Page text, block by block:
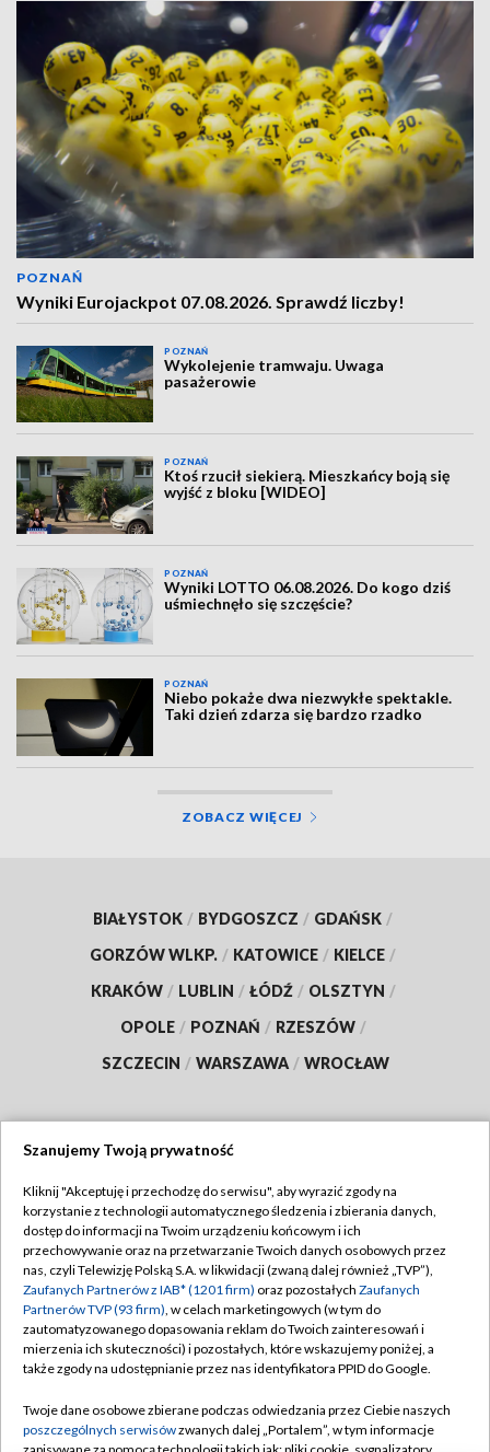
POZNAŃ
Wyniki Eurojackpot 07.08.2026. Sprawdź liczby!
POZNAŃ
Wykolejenie tramwaju. Uwaga
pasażerowie
POZNAŃ
Ktoś rzucił siekierą. Mieszkańcy boją się
wyjść z bloku [WIDEO]
POZNAŃ
Wyniki LOTTO 06.08.2026. Do kogo dziś
uśmiechnęło się szczęście?
POZNAŃ
Niebo pokaże dwa niezwykłe spektakle.
Taki dzień zdarza się bardzo rzadko
ZOBACZ WIĘCEJ
BIAŁYSTOK / BYDGOSZCZ / GDAŃSK /
GORZÓW WLKP. / KATOWICE / KIELCE /
KRAKÓW / LUBLIN / ŁÓDŹ / OLSZTYN /
OPOLE / POZNAŃ / RZESZÓW /
SZCZECIN / WARSZAWA / WROCŁAW
TVP
Abonament TVP
Emisja w TVP
Centrum informacji TVP
Naziemna Telewizja Cyfrowa
Rada Programowa
Regulamin TVP
Polityka prywatności
Moje zgody
Pomoc
Kontakt
Szanujemy Twoją prywatność
Kliknij "Akceptuję i przechodzę do serwisu", aby wyrazić zgody na
korzystanie z technologii automatycznego śledzenia i zbierania danych,
dostęp do informacji na Twoim urządzeniu końcowym i ich
przechowywanie oraz na przetwarzanie Twoich danych osobowych przez
nas, czyli Telewizję Polską S.A. w likwidacji (zwaną dalej również „TVP”),
Zaufanych Partnerów z IAB* (1201 firm) oraz pozostałych Zaufanych
Partnerów TVP (93 firm), w celach marketingowych (w tym do
zautomatyzowanego dopasowania reklam do Twoich zainteresowań i
mierzenia ich skuteczności) i pozostałych, które wskazujemy poniżej, a
także zgody na udostępnianie przez nas identyfikatora PPID do Google.
Twoje dane osobowe zbierane podczas odwiedzania przez Ciebie naszych
poszczególnych serwisówzwanych dalej „Portalem”, w tym informacje